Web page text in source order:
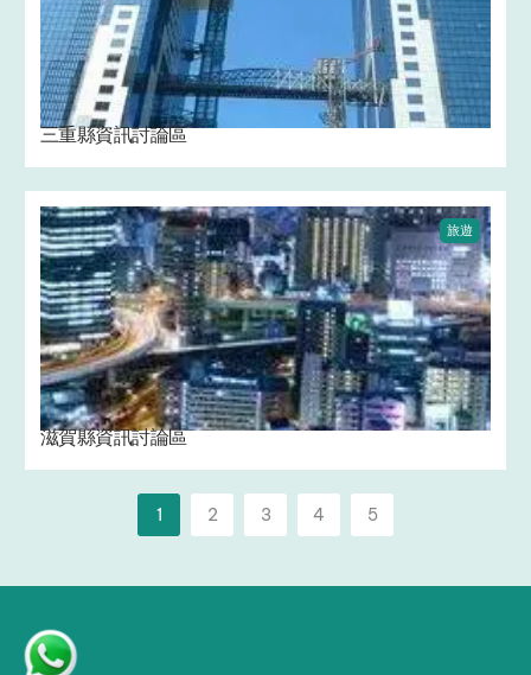
三重縣資訊討論區
旅遊
滋賀縣資訊討論區
1 2 3 4 5